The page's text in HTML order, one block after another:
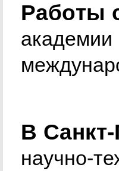
Работы
академии
В
научно-